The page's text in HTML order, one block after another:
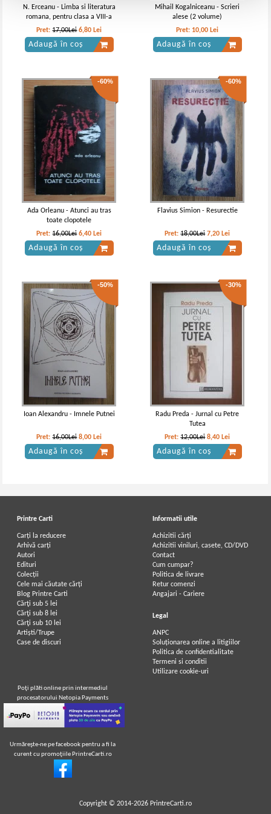
N. Erceanu - Limba si literatura
romana, pentru clasa a VIII-a
Pret:17,00Lei 6,80 Lei
Adaugă în coș
Mihail Kogalniceanu - Scrieri
alese (2 volume)
Pret: 10,00 Lei
Adaugă în coș
-60%
Ada Orleanu - Atunci au tras
toate clopotele
Pret:16,00Lei 6,40 Lei
Adaugă în coș
-60%
Flavius Simion - Resurectie
Pret:18,00Lei 7,20 Lei
Adaugă în coș
-50%
Ioan Alexandru - Imnele Putnei
Pret:16,00Lei 8,00 Lei
Adaugă în coș
-30%
Radu Preda - Jurnal cu Petre
Tutea
Pret:12,00Lei 8,40 Lei
Adaugă în coș
Printre Carti
Carți la reducere
Arhivă carți
Autori
Edituri
Colecții
Cele mai căutate cărți
Blog Printre Carti
Cărţi sub 5 lei
Cărţi sub 8 lei
Cărţi sub 10 lei
Artiști/Trupe
Case de discuri
Informatii utile
Achizitii cărți
Achizitii viniluri, casete, CD/DVD
Contact
Cum cumpar?
Politica de livrare
Retur comenzi
Angajari - Cariere
Legal
ANPC
Soluționarea online a litigiilor
Politica de confidentialitate
Termeni si conditii
Utilizare cookie-uri
Poţi plăti online prin intermediul
procesatorului Netopia Payments
Urmăreşte-ne pe facebook pentru a fi la
curent cu promoţiile PrintreCarti.ro
Copyright © 2014-2026 PrintreCarti.ro